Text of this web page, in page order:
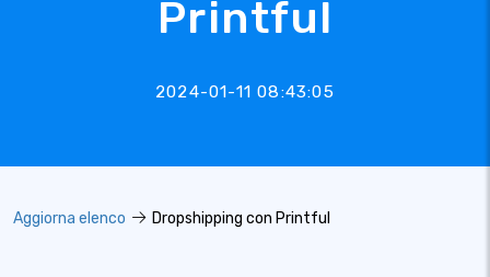
Printful
2024-01-11 08:43:05
Aggiorna elenco Dropshipping con Printful